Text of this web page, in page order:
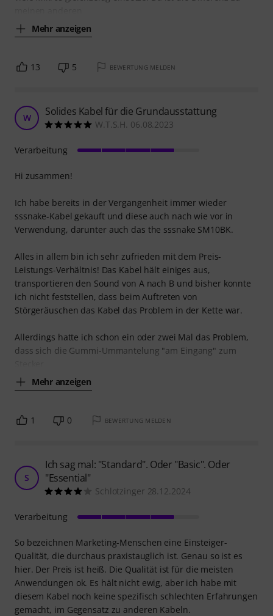
Mehr anzeigen
13 5 BEWERTUNG MELDEN
W Solides Kabel für die Grundausstattung
W.T.S.H. 06.08.2023
Hi zusammen!
Ich habe bereits in der Vergangenheit immer wieder
sssnake-Kabel gekauft und diese auch nach wie vor in
Verwendung, darunter auch das the sssnake SM10BK.
Alles in allem bin ich sehr zufrieden mit dem Preis-
Leistungs-Verhältnis! Das Kabel hält einiges aus,
transportieren den Sound von A nach B und bisher konnte
ich nicht feststellen, dass beim Auftreten von
Störgeräuschen das Kabel das Problem in der Kette war.
Allerdings hatte ich schon ein oder zwei Mal das Problem,
dass sich die Gummi-Ummantelung "am Eingang" zum
Mehr anzeigen
Verarbeitung
1 0 BEWERTUNG MELDEN
S
Ich sag mal: "Standard". Oder "Basic". Oder
"Essential"
Schlotzinger 28.12.2024
So bezeichnen Marketing-Menschen eine Einsteiger-
Qualität, die durchaus praxistauglich ist. Genau so ist es
hier. Der Preis ist heiß. Die Qualität ist für die meisten
Anwendungen ok. Es hält nicht ewig, aber ich habe mit
diesem Kabel noch keine spezifisch schlechten Erfahrungen
gemacht, im Gegensatz zu anderen Kabeln.
Verarbeitung